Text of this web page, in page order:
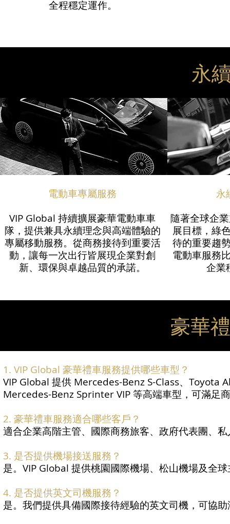
全程穩定運作。
永
電動車專屬服務
VIP Global 持續擴展豪華電動車車
隊，提供兼具永續理念與高端體驗的
專屬移動服務。從商務接待到重要活
動，讓每一次出行皆展現企業對創
新、環保與卓越品質的承諾。
永
隨著全球企
展目標，綠
待的重要趨
電動車服務
企業
豪華
1. VIP Global 豪華禮車服務提供哪些車型？
VIP Global 提供 Mercedes-Benz S-Class、
Mercedes-Benz Sprinter VIP 等高端車型，可滿足
2. 豪華禮車服務適合哪些客戶？
適合企業高階主管、國際商務旅客、政府代表團、
3. 是否提供機場接送服務？
是。VIP Global 提供桃園國際機場、松山機場及全
4. 是否提供英文司機服務？
是。我們提供具備國際接待經驗的英文司機，可協